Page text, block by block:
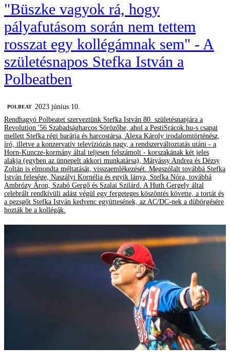
"Büszke vagyok rá, hogy
pályafutásom során nem tettem
rosszat egy kollégámnak sem" - A
születésnapos Stefka István a
Polbeatben
‎POLBEAT 2023 június 10.
Rendhagyó Polbeatet szerveztünk Stefka István 80. születésnapjára a
Revolution '56 Szabadságharcos Sörözőbe, ahol a PestiSrácok.hu-s csapat
mellett Stefka régi barátja és harcostársa, Alexa Károly irodalomtörténész,
író, illetve a konzervatív televíziózás nagy, a rendszerváltoztatás utáni - a
Horn-Kuncze-kormány által teljesen felszámolt - korszakának két jeles
alakja (egyben az ünnepelt akkori munkatársa), Mátyássy Andrea és Dézsy
Zoltán is elmondta méltatását, visszaemlékezését. Megszólalt továbbá Stefka
István felesége, Naszályi Kornélia és egyik lánya, Stefka Nóra, továbbá
Ambrózy Áron, Szabó Gergő és Szalai Szilárd. A Huth Gergely által
celebrált rendkívüli adást végül egy fergeteges köszöntés követte, a tortát és
a pezsgőt Stefka István kedvenc együttesének, az AC/DC-nek a dübörgésére
hozták be a kollégák.